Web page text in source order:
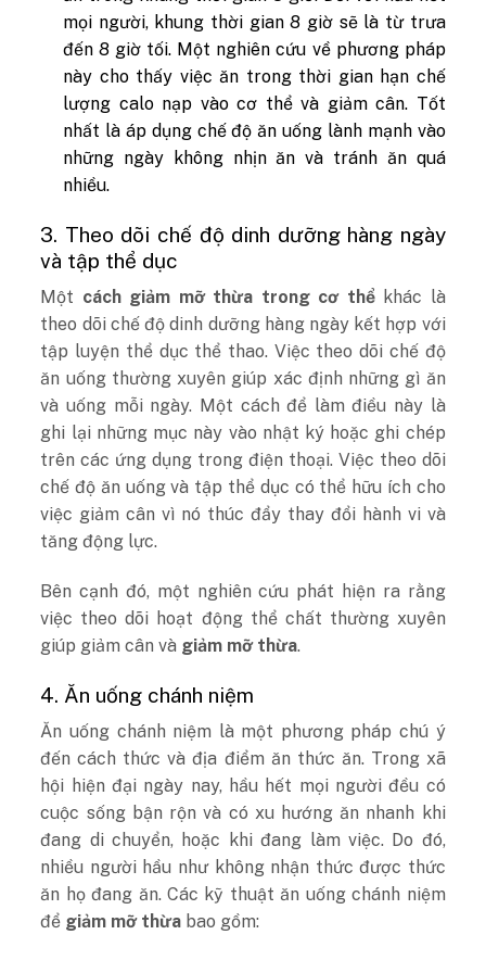
mọi người, khung thời gian 8 giờ sẽ là từ trưa
đến 8 giờ tối. Một nghiên cứu về phương pháp
này cho thấy việc ăn trong thời gian hạn chế
lượng calo nạp vào cơ thể và giảm cân. Tốt
nhất là áp dụng chế độ ăn uống lành mạnh vào
những ngày không nhịn ăn và tránh ăn quá
nhiều.
3. Theo dõi chế độ dinh dưỡng hàng ngày
và tập thể dục
Một cách giảm mỡ thừa trong cơ thểkhác là
theo dõi chế độ dinh dưỡng hàng ngày kết hợp với
tập luyện thể dục thể thao. Việc theo dõi chế độ
ăn uống thường xuyên giúp xác định những gì ăn
và uống mỗi ngày. Một cách để làm điều này là
ghi lại những mục này vào nhật ký hoặc ghi chép
trên các ứng dụng trong điện thoại. Việc theo dõi
chế độ ăn uống và tập thể dục có thể hữu ích cho
việc giảm cân vì nó thúc đẩy thay đổi hành vi và
tăng động lực.
Bên cạnh đó, một nghiên cứu phát hiện ra rằng
việc theo dõi hoạt động thể chất thường xuyên
giúp giảm cân và giảm mỡ thừa.
4. Ăn uống chánh niệm
Ăn uống chánh niệm là một phương pháp chú ý
đến cách thức và địa điểm ăn thức ăn. Trong xã
hội hiện đại ngày nay, hầu hết mọi người đều có
cuộc sống bận rộn và có xu hướng ăn nhanh khi
đang di chuyển, hoặc khi đang làm việc. Do đó,
nhiều người hầu như không nhận thức được thức
ăn họ đang ăn. Các kỹ thuật ăn uống chánh niệm
để giảm mỡ thừa bao gồm: